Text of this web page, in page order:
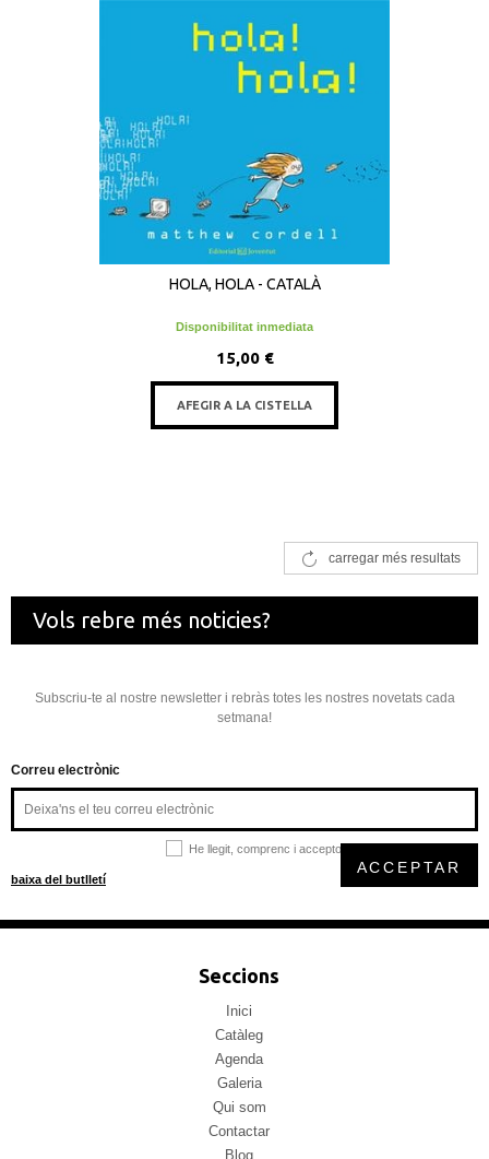
HOLA, HOLA - CATALÀ
Disponibilitat inmediata
15,00 €
AFEGIR A LA CISTELLA
carregar més resultats
Vols rebre més noticies?
Subscriu-te al nostre newsletter i rebràs totes les nostres novetats cada
setmana!
Correu electrònic
He llegit, comprenc i accepto la
baixa del butlletí
ACCEPTAR
Seccions
Inici
Catàleg
Agenda
Galeria
Qui som
Contactar
Blog